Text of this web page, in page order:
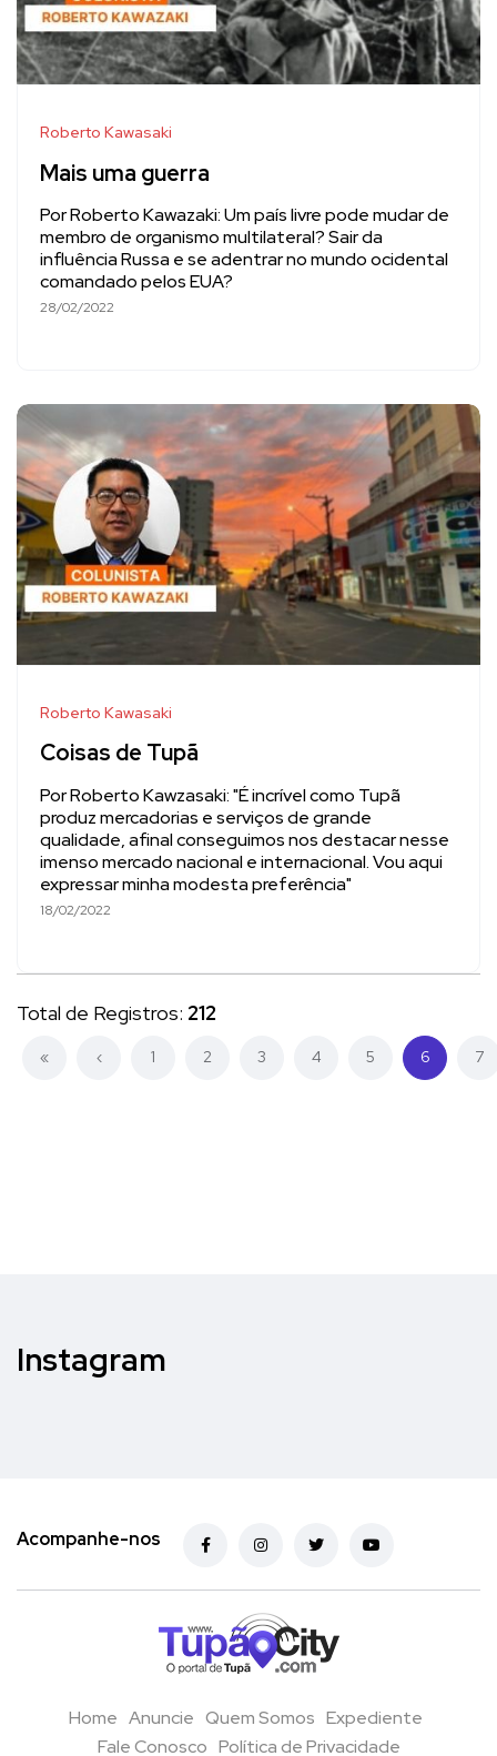
Roberto Kawasaki
Mais uma guerra
Por Roberto Kawazaki: Um país livre pode mudar de
membro de organismo multilateral? Sair da
influência Russa e se adentrar no mundo ocidental
comandado pelos EUA?
28/02/2022
Roberto Kawasaki
Coisas de Tupã
Por Roberto Kawzasaki: "É incrível como Tupã
produz mercadorias e serviços de grande
qualidade, afinal conseguimos nos destacar nesse
imenso mercado nacional e internacional. Vou aqui
expressar minha modesta preferência"
18/02/2022
Total de Registros: 212
« ‹ 1 2 3 4 5 6(current)
7
Instagram
Acompanhe-nos
Home Anuncie Quem Somos Expediente
Fale Conosco Política de Privacidade